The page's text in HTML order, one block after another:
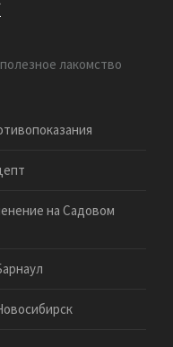
лакомство
на Садовом